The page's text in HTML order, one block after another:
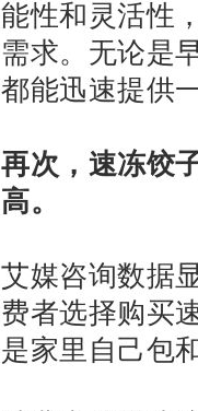
能性和灵活性
需求。无论是
都能迅速提供
再次，速冻饺
高。
艾媒咨询数据
费者选择购买
是家里自己包